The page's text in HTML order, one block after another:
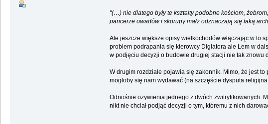
"(…) nie dlatego były te kształty podobne kościom,
pancerze owadów i skorupy małż odznaczają się taką
Ale jeszcze większe opisy wielkochodów włączając w to
problem podrapania się kierowcy Diglatora ale Lem w
w podjęciu decyzji o budowie drugiej stacji nie tak znowu
W drugim rozdziale pojawia się zakonnik. Mimo, że jest
mogłoby się nam wydawać (na szczęście dysputa
Odnośnie ożywienia jednego z dwóch zwitryfikowanych.
nikt nie chciał podjąć decyzji o tym, któremu z nich